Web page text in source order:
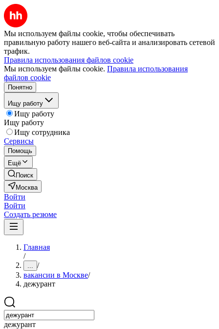
Мы используем файлы cookie, чтобы обеспечивать
правильную работу нашего веб-сайта и анализировать сетевой
трафик.
Правила использования файлов cookie
Мы используем файлы cookie. Правила использования
файлов cookie
Понятно
Ищу работу
Ищу работу
Ищу работу
Ищу сотрудника
Сервисы
Помощь
Ещё
Поиск
Москва
Войти
Войти
Создать резюме
Главная
/
... /
вакансии в Москве/
дежурант
дежурант